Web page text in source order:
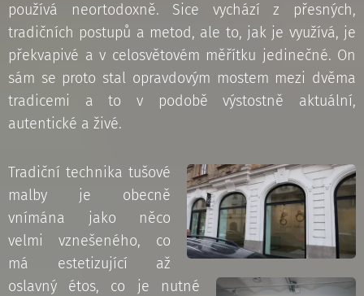
používá neortodoxně. Sice vychází z přesných,
tradičních postupů a metod, ale to, jak je využívá, je
překvapivé a v celosvětovém měřítku jedinečné. On
sám se proto stal opravdovým mostem mezi dvěma
tradicemi a to v podobě výstostně aktuální,
autentické a živé.
Tradiční technika tušové
malby je obecně
vnímána jako něco
velmi vznešeného, co
má estetizující až
oslavný étos, co je nutné